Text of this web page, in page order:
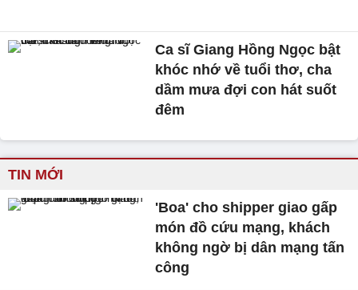
Ca sĩ Giang Hồng Ngọc bật
khóc nhớ về tuổi thơ, cha
dầm mưa đợi con hát suốt
đêm
TIN MỚI
'Boa' cho shipper giao gấp
món đồ cứu mạng, khách
không ngờ bị dân mạng tấn
công